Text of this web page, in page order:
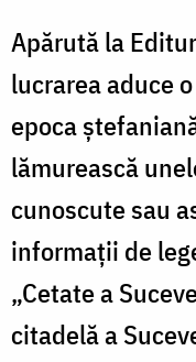
Apărută la
lucrarea aduce
epoca
lămurească
cunoscute sau
informații de
„Cetate a
citadelă a